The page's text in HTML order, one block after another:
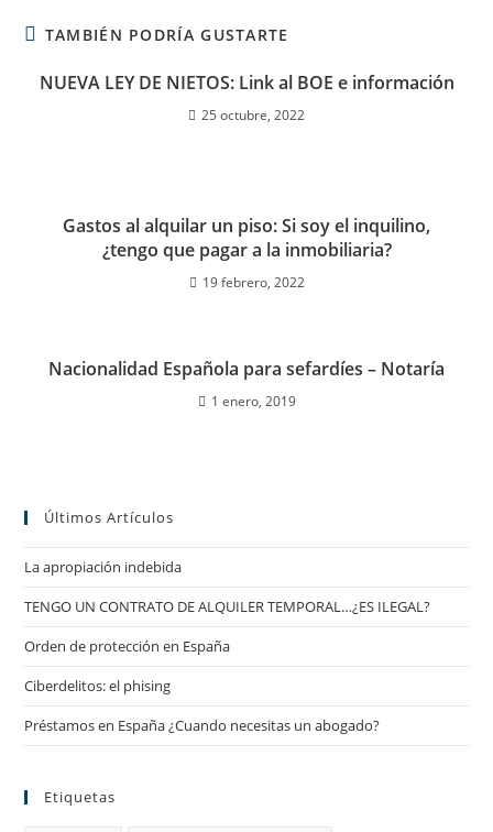
TAMBIÉN PODRÍA GUSTARTE
NUEVA LEY DE NIETOS: Link al BOE e información
25 octubre, 2022
Gastos al alquilar un piso: Si soy el inquilino,
¿tengo que pagar a la inmobiliaria?
19 febrero, 2022
Nacionalidad Española para sefardíes – Notaría
1 enero, 2019
Últimos Artículos
La apropiación indebida
TENGO UN CONTRATO DE ALQUILER TEMPORAL…¿ES ILEGAL?
Orden de protección en España
Ciberdelitos: el phising
Préstamos en España ¿Cuando necesitas un abogado?
Etiquetas